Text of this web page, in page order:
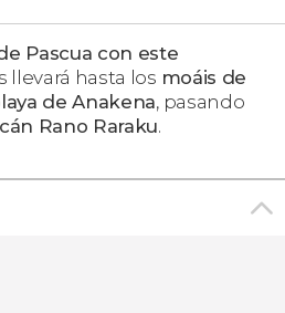
Pascua con este
llevará hasta los moáis de
de Anakena, pasando
Rano Raraku.